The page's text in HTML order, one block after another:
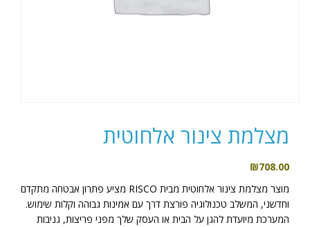
מצלמת צינור אלחוטית
₪708.00
מוצר מצלמת צינור אלחוטית מבית RISCO מציע פתרון אבטחה מתקדם
וחדשני, המשלב טכנולוגיה פורצת דרך עם אמינות גבוהה וקלות שימוש.
המערכת מיועדת להגן על הבית או העסק שלך מפני פריצות, גניבות